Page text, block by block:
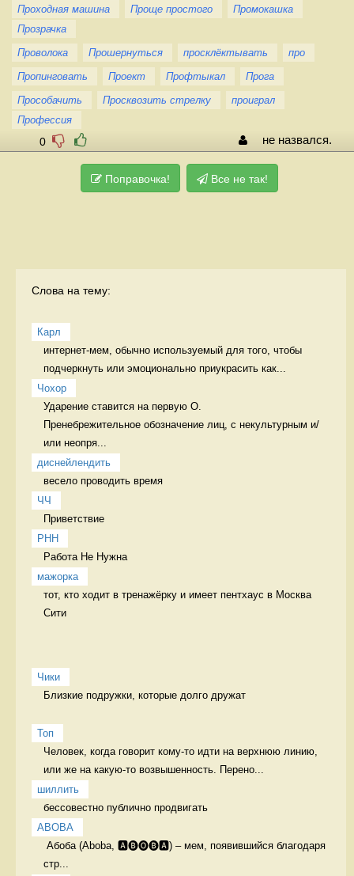
Проходная машина Проще простого
Промокашка
Прозрачка
Проволока
Прошернуться просклёктывать
про
Пропинговать
Проект Профтыкал
Прога
Прособачить
Просквозить стрелку
проиграл
Профессия
0 не назвался.
Поправочка! Все не так!
Слова на тему:
Карл
интернет-мем, обычно используемый для того, чтобы
подчеркнуть или эмоционально приукрасить как...
Чохор
Ударение ставится на первую О.
Пренебрежительное обозначение лиц, с некультурным и/
или неопря...
диснейлендить
весело проводить время
ЧЧ
Приветствие
РНН
Работа Не Нужна
мажорка
тот, кто ходит в тренажёрку и имеет пентхаус в Москва
Сити
Чики
Близкие подружки, которые долго дружат
Топ
Человек, когда говорит кому-то идти на верхнюю линию,
или же на какую-то возвышенность. Перено...
шиллить
бессовестно публично продвигать
ABOBA
стр...